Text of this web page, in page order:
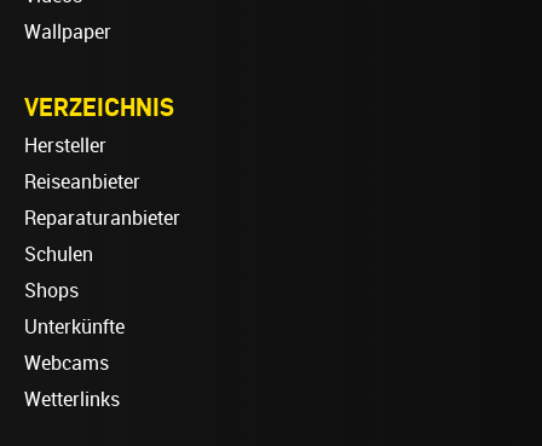
Wallpaper
VERZEICHNIS
Hersteller
Reiseanbieter
Reparaturanbieter
Schulen
Shops
Unterkünfte
Webcams
Wetterlinks